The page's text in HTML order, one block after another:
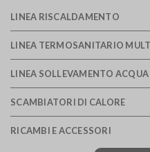
LINEA RISCALDAMENTO
LINEA TERMOSANITARIO
LINEA SOLLEVAMENTO ACQUA
SCAMBIATORI DI CALORE
RICAMBI E ACCESSORI